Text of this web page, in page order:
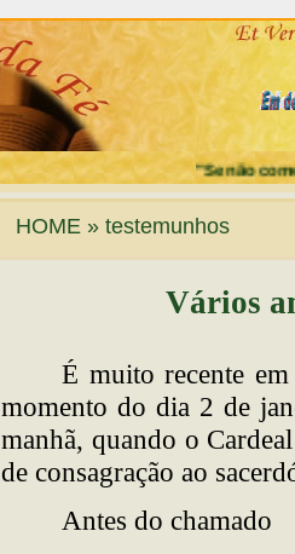
"Se não
HOME » testemunhos
Vários
É muito recente
momento do dia 2 de
manhã, quando o
de consagração ao
Antes do chamado